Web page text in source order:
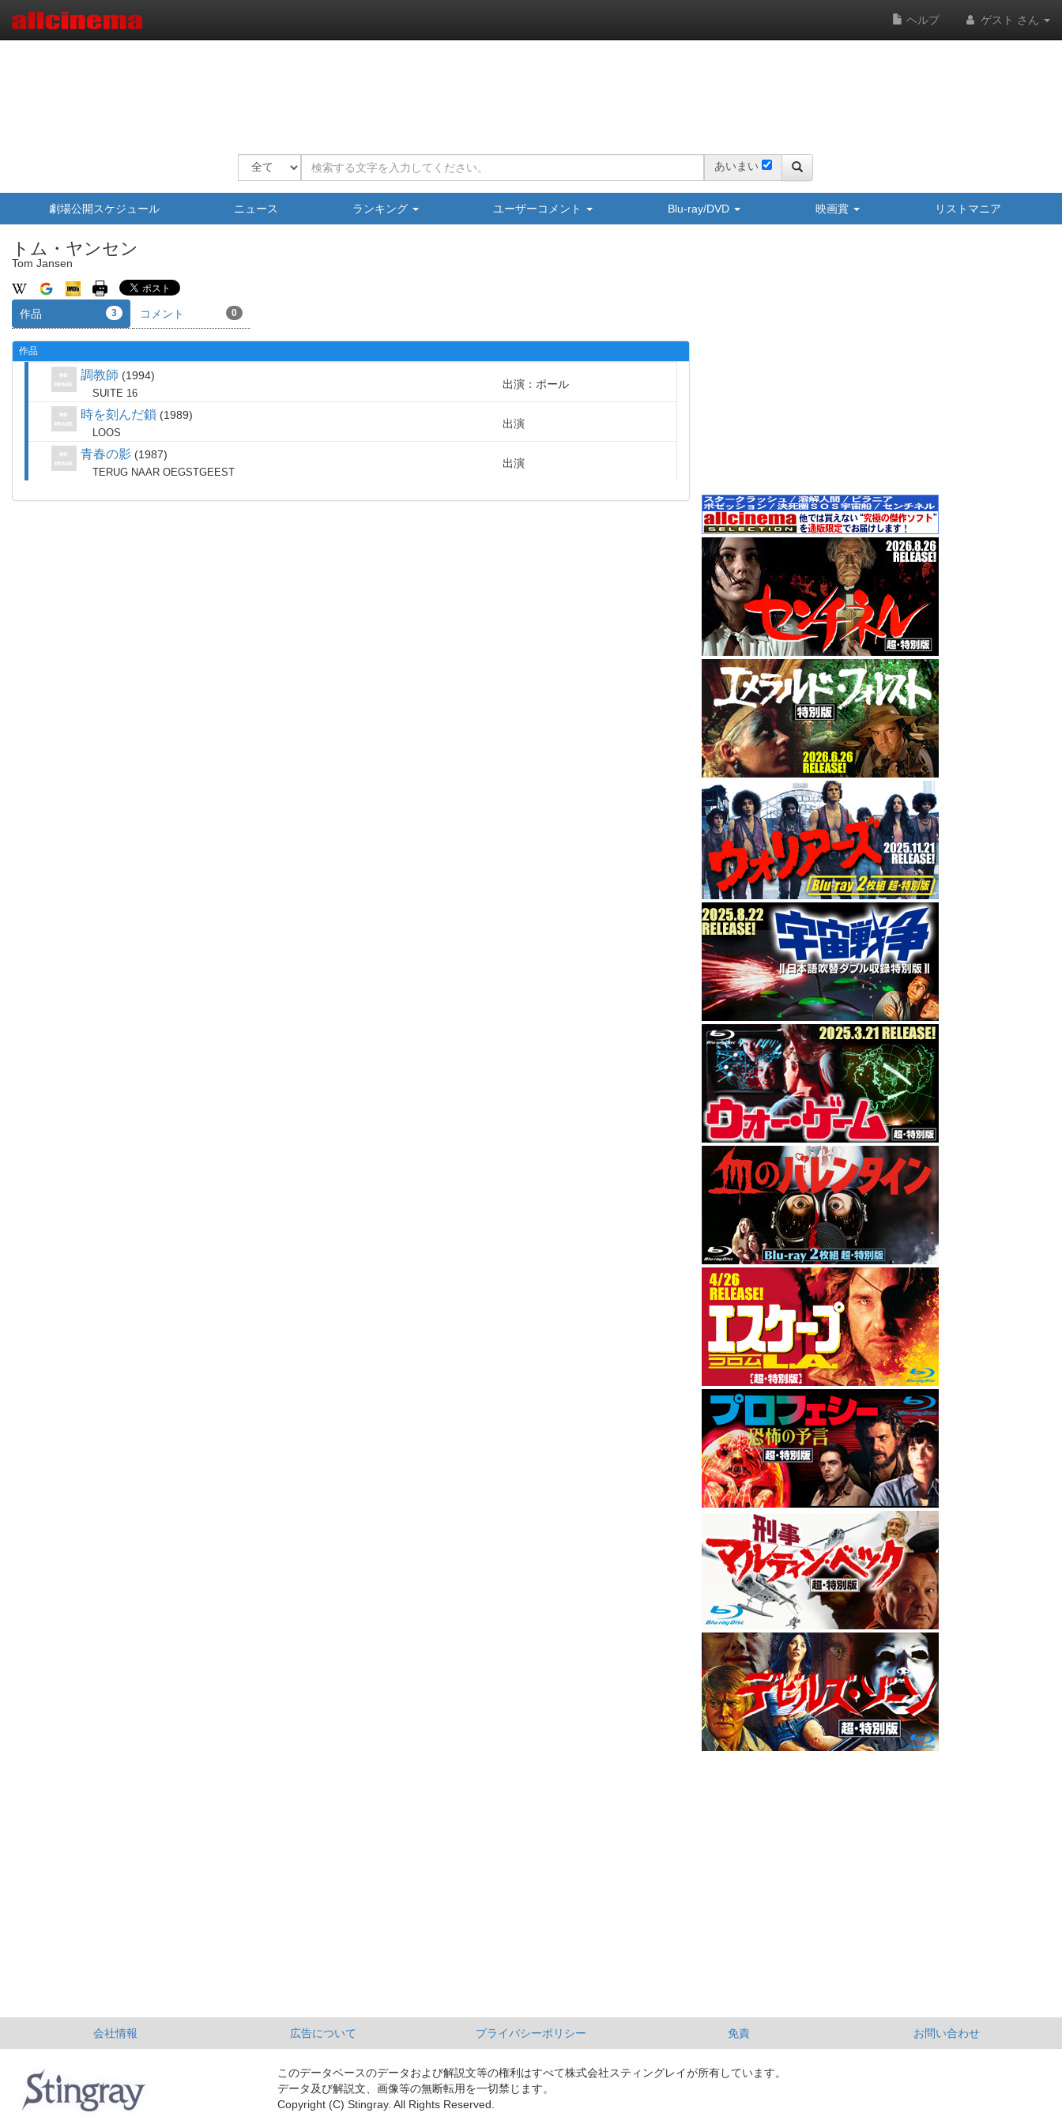
ヘルプ ゲスト さん
あいまい
劇場公開スケジュール ニュース ランキング ユーザーコメント Blu-ray/DVD 映画賞 リストマニア
トム・ヤンセン
Tom Jansen
作品 3 コメント 0
作品
調教師 1994
SUITE 16
出演：ポール
時を刻んだ鎖 1989
LOOS
出演
青春の影 1987
TERUG NAAR OEGSTGEEST
出演
会社情報 広告について プライバシーポリシー 免責 お問い合わせ
このデータベースのデータおよび解説文等の権利はすべて株式会社スティングレイが所有しています。
データ及び解説文、画像等の無断転用を一切禁じます。
Copyright (C) Stingray. All Rights Reserved.